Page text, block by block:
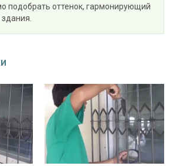
подобрать оттенок, гармонирующий